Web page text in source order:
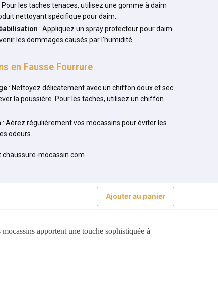
Pour les taches tenaces, utilisez une gomme à daim
nettoyant spécifique pour daim.
: Appliquez un spray protecteur pour daim
les dommages causés par l’humidité.
en Fausse Fourrure
: Nettoyez délicatement avec un chiffon doux et sec
la poussière. Pour les taches, utilisez un chiffon
: Aérez régulièrement vos mocassins pour éviter les
odeurs.
Ajouter au panier
apportent une touche sophistiquée à